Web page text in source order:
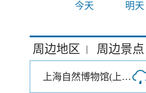
今天 明天
周边地区 | 周边景点
上海自然博物馆(上海科技馆分馆)